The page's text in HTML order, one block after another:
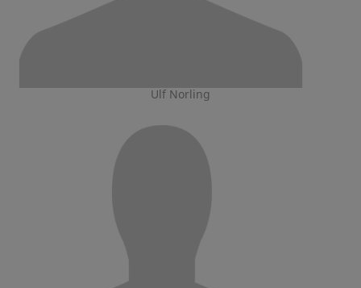
Ulf Norling